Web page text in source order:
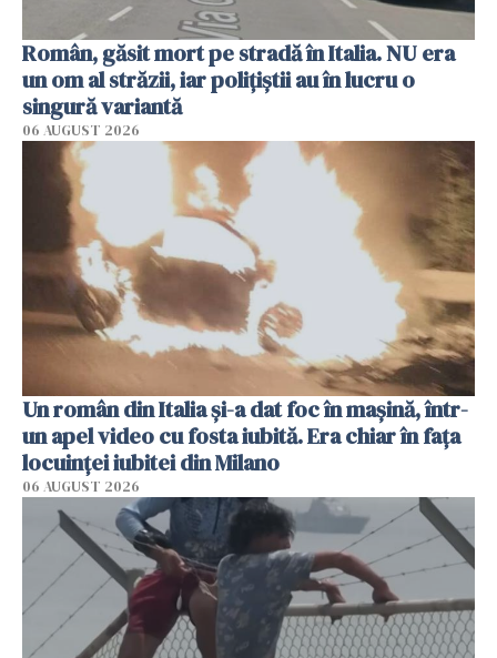
Român, găsit mort pe stradă în Italia. NU era
un om al străzii, iar polițiștii au în lucru o
singură variantă
06 AUGUST 2026
Un român din Italia și-a dat foc în mașină, într-
un apel video cu fosta iubită. Era chiar în fața
locuinței iubitei din Milano
06 AUGUST 2026